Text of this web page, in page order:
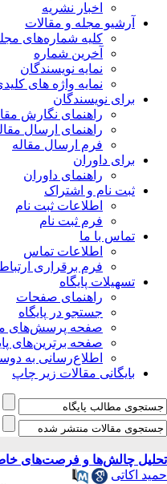
اخبار نشریه
آرشیو مجله و مقالات
کلیه شماره‌های
آخرین شماره
نمایه نویسندگان
نمایه واژه های
برای نویسندگان
راهنمای نگارش
راهنمای ارسال
فرم ارسال مقاله
برای داوران
راهنمای داوران
ثبت نام و اشتراک
اطلاعات ثبت نام
فرم ثبت نام
تماس با ما
اطلاعات تماس
فرم برقراری
تسهیلات پایگاه
راهنمای صفحات
جستجو در پایگاه
صفحه پرسش‌های
صفحه برترین‌های
اطلاع‌رسانی به
بایگانی مقالات زیر چاپ
تحلیل چالش‌ها و فرصت‌های خاص
حمید اکاتی